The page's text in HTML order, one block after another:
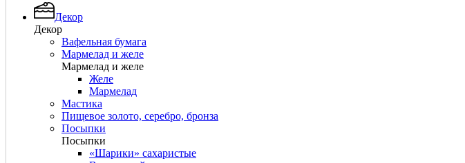
Декор
Декор
Вафельная бумага
Мармелад и желе
Мармелад и желе
Желе
Мармелад
Мастика
Пищевое золото, серебро, бронза
Посыпки
Посыпки
«Шарики» сахаристые